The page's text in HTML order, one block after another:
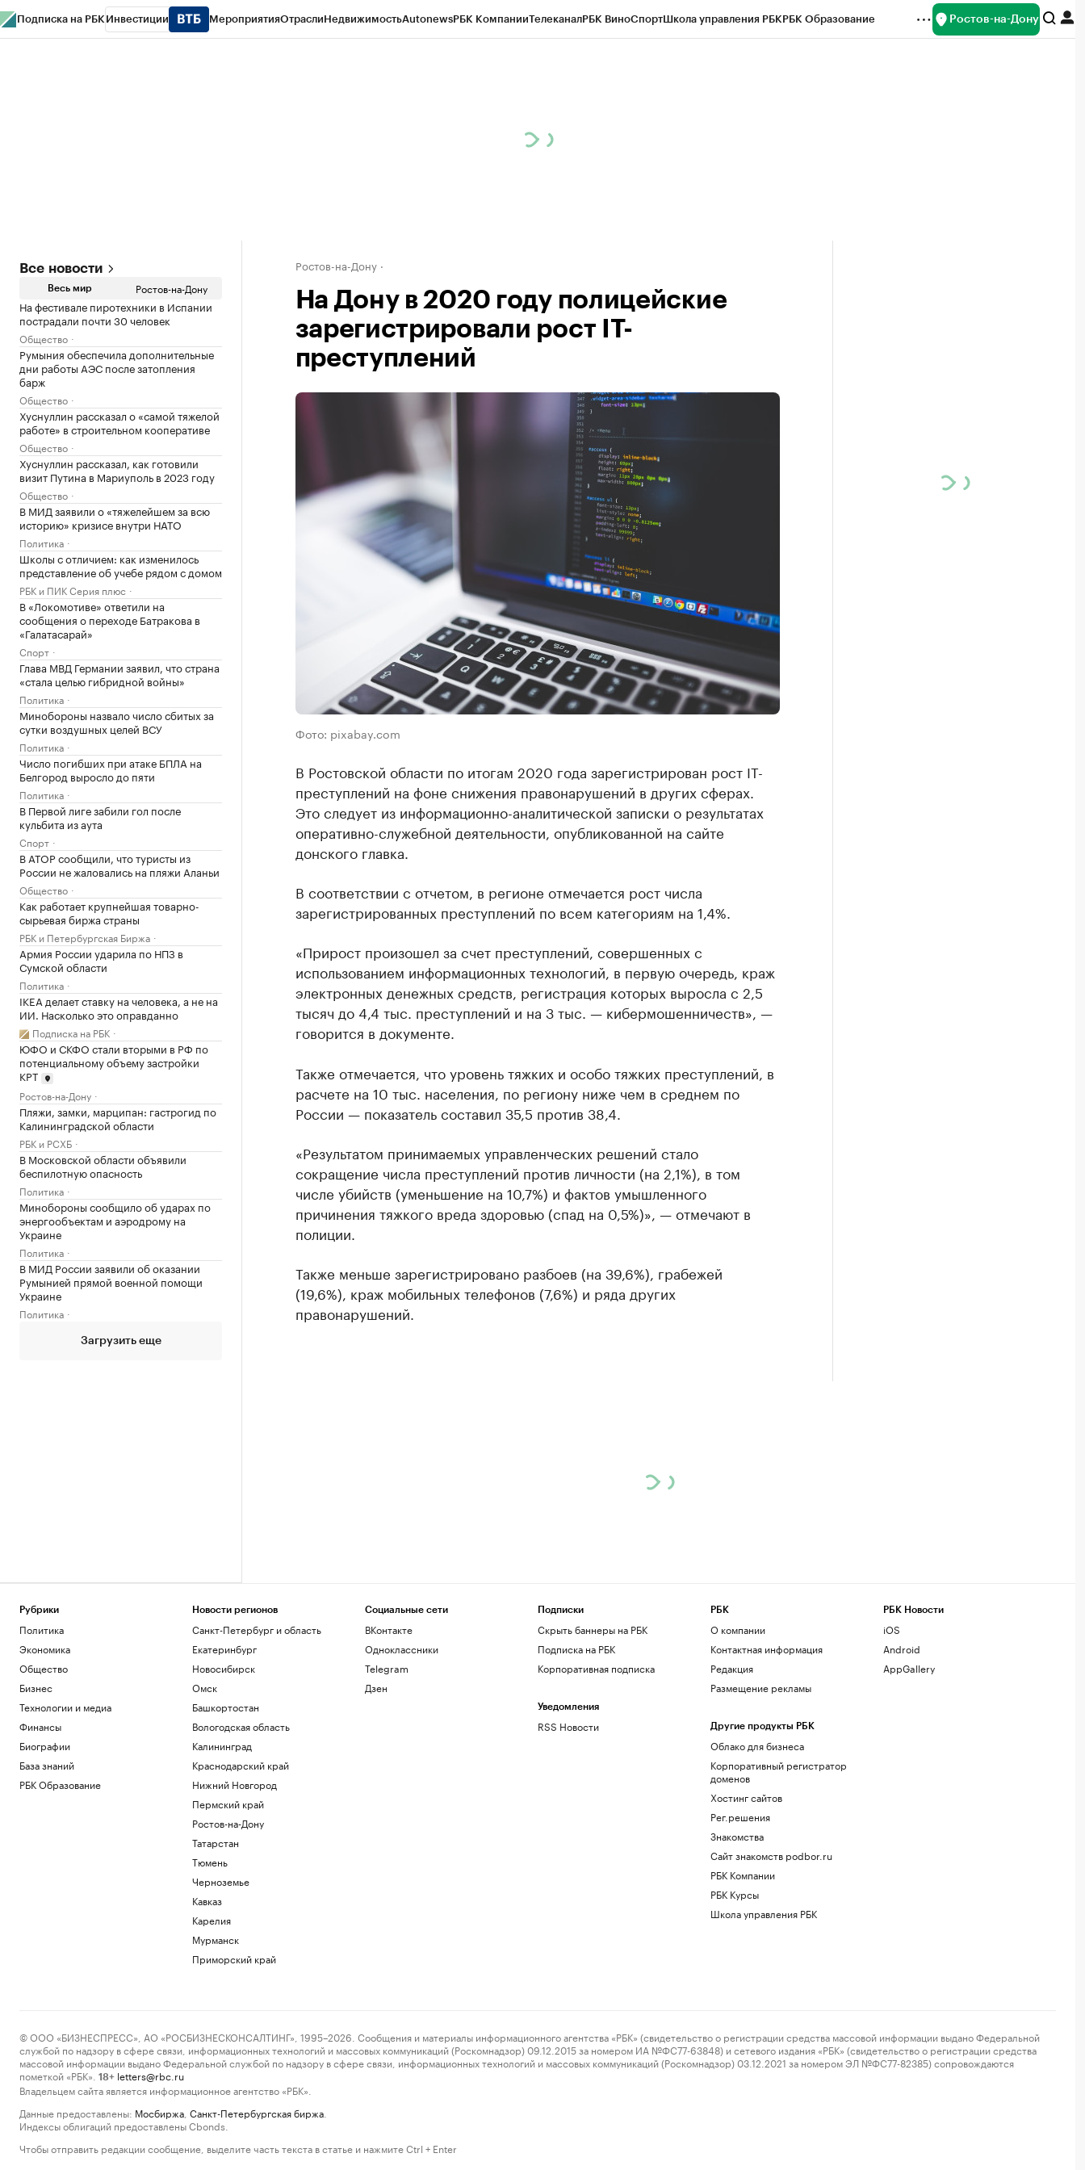
Подписка на РБК Инвестиции МероприятияОтраслиНедвижимостьAutonewsРБК КомпанииТелеканалРБК ВиноСпортШкола управления РБКРБК Образование Ростов-на-Дону
Все новости
Весь мир Ростов-на-Дону
На фестивале пиротехники в Испании
пострадали почти 30 человек
Общество
Румыния обеспечила дополнительные
дни работы АЭС после затопления
барж
Общество
Хуснуллин рассказал о «самой тяжелой
работе» в строительном кооперативе
Общество
Хуснуллин рассказал, как готовили
визит Путина в Мариуполь в 2023 году
Общество
В МИД заявили о «тяжелейшем за всю
историю» кризисе внутри НАТО
Политика
Школы с отличием: как изменилось
представление об учебе рядом с домом
РБК и ПИК Серия плюс
В «Локомотиве» ответили на
сообщения о переходе Батракова в
«Галатасарай»
Спорт
Глава МВД Германии заявил, что страна
«стала целью гибридной войны»
Политика
Минобороны назвало число сбитых за
сутки воздушных целей ВСУ
Политика
Число погибших при атаке БПЛА на
Белгород выросло до пяти
Политика
В Первой лиге забили гол после
кульбита из аута
Спорт
В АТОР сообщили, что туристы из
России не жаловались на пляжи Аланьи
Общество
Как работает крупнейшая товарно-
сырьевая биржа страны
РБК и Петербургская Биржа
Армия России ударила по НПЗ в
Сумской области
Политика
IKEA делает ставку на человека, а не на
ИИ. Насколько это оправданно
Подписка на РБК
ЮФО и СКФО стали вторыми в РФ по
потенциальному объему застройки
КРТ
Ростов-на-Дону
Пляжи, замки, марципан: гастрогид по
Калининградской области
РБК и РСХБ
В Московской области объявили
беспилотную опасность
Политика
Минобороны сообщило об ударах по
энергообъектам и аэродрому на
Украине
Политика
В МИД России заявили об оказании
Румынией прямой военной помощи
Украине
Политика
Загрузить еще
Ростов-на-Дону
На Дону в 2020 году полицейские
зарегистрировали рост IT-
преступлений
Фото: pixabay.com
В Ростовской области по итогам 2020 года зарегистрирован рост IT-
преступлений на фоне снижения правонарушений в других сферах.
Это следует из информационно-аналитической записки о результатах
оперативно-служебной деятельности, опубликованной на сайте
донского главка.
В соответствии с отчетом, в регионе отмечается рост числа
зарегистрированных преступлений по всем категориям на 1,4%.
«Прирост произошел за счет преступлений, совершенных с
использованием информационных технологий, в первую очередь, краж
электронных денежных средств, регистрация которых выросла с 2,5
тысяч до 4,4 тыс. преступлений и на 3 тыс. — кибермошенничеств», —
говорится в документе.
Также отмечается, что уровень тяжких и особо тяжких преступлений, в
расчете на 10 тыс. населения, по региону ниже чем в среднем по
России — показатель составил 35,5 против 38,4.
«Результатом принимаемых управленческих решений стало
сокращение числа преступлений против личности (на 2,1%), в том
числе убийств (уменьшение на 10,7%) и фактов умышленного
причинения тяжкого вреда здоровью (спад на 0,5%)», — отмечают в
полиции.
Также меньше зарегистрировано разбоев (на 39,6%), грабежей
(19,6%), краж мобильных телефонов (7,6%) и ряда других
правонарушений.
Рубрики
Политика
Экономика
Общество
Бизнес
Технологии и медиа
Финансы
Биографии
База знаний
РБК Образование
Новости регионов
Санкт-Петербург и область
Екатеринбург
Новосибирск
Омск
Башкортостан
Вологодская область
Калининград
Краснодарский край
Нижний Новгород
Пермский край
Ростов-на-Дону
Татарстан
Тюмень
Черноземье
Кавказ
Карелия
Мурманск
Приморский край
Социальные сети
ВКонтакте
Одноклассники
Telegram
Дзен
Подписки
Скрыть баннеры на РБК
Подписка на РБК
Корпоративная подписка
Уведомления
RSS Новости
РБК
О компании
Контактная информация
Редакция
Размещение рекламы
Другие продукты РБК
Облако для бизнеса
Корпоративный регистратор
доменов
Хостинг сайтов
Рег.решения
Знакомства
Сайт знакомств podbor.ru
РБК Компании
РБК Курсы
Школа управления РБК
РБК Новости
iOS
Android
AppGallery
© ООО «БИЗНЕСПРЕСС», АО «РОСБИЗНЕСКОНСАЛТИНГ», 1995–2026. Сообщения и материалы информационного агентства «РБК» (свидетельство о регистрации средства массовой информации выдано Федеральной
службой по надзору в сфере связи, информационных технологий и массовых коммуникаций (Роскомнадзор) 09.12.2015 за номером ИА №ФС77-63848) и сетевого издания «РБК» (свидетельство о регистрации средства
массовой информации выдано Федеральной службой по надзору в сфере связи, информационных технологий и массовых коммуникаций (Роскомнадзор) 03.12.2021 за номером ЭЛ №ФС77-82385) сопровождаются
пометкой «РБК».
18+ letters@rbc.ru
Владельцем сайта является информационное агентство «РБК».
Данные предоставлены: Мосбиржа Санкт-Петербургская биржа
Индексы облигаций предоставлены Cbonds.
Чтобы отправить редакции сообщение, выделите часть текста в статье и нажмите Ctrl + Enter